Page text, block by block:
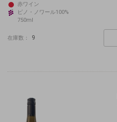
赤ワイン
ピノ・ノワール100%
750ml
在庫数： 9